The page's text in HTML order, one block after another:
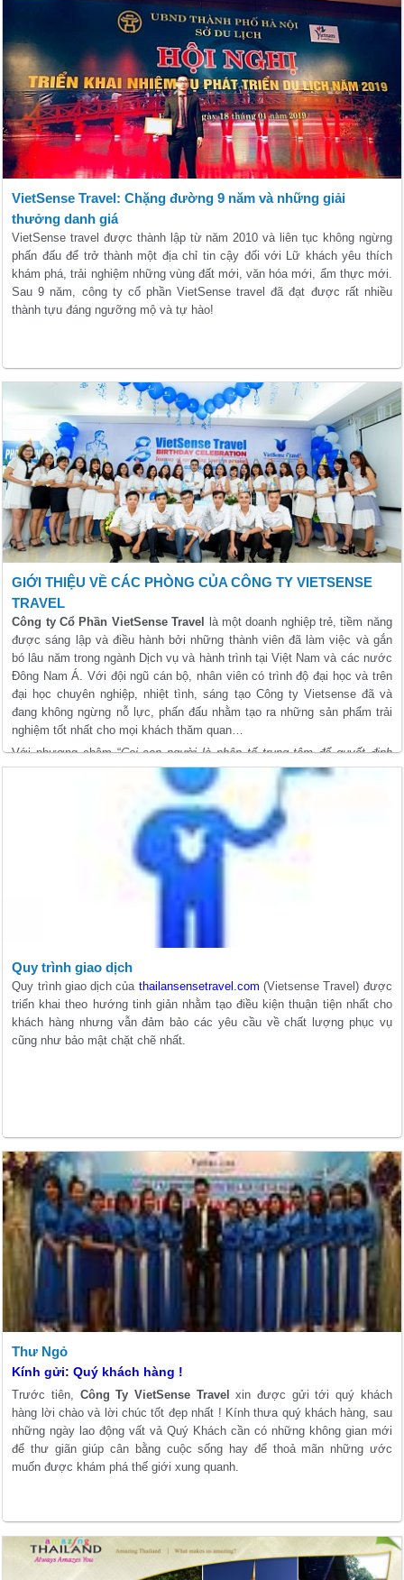
VietSense Travel: Chặng đường 9 năm và những giải
thưởng danh giá
VietSense travel được thành lập từ năm 2010 và liên tục không ngừng
phấn đấu để trở thành một địa chỉ tin cậy đối với Lữ khách yêu thích
khám phá, trải nghiệm những vùng đất mới, văn hóa mới, ẩm thực mới.
Sau 9 năm, công ty cổ phần VietSense travel đã đạt được rất nhiều
thành tựu đáng ngưỡng mộ và tự hào!
GIỚI THIỆU VỀ CÁC PHÒNG CỦA CÔNG TY VIETSENSE
TRAVEL
Công ty Cổ Phần VietSense Travel
là một doanh nghiệp trẻ, tiềm năng
được sáng lập và điều hành bởi những thành viên đã làm việc và gắn
bó lâu năm trong ngành Dịch vụ và hành trình tại Việt Nam và các nước
Đông Nam Á. Với đội ngũ cán bộ, nhân viên có trình độ đại học và trên
đại học chuyên nghiệp, nhiệt tình, sáng tạo Công ty Vietsense đã và
đang không ngừng nỗ lực, phấn đấu nhằm tạo ra những sản phẩm trải
nghiệm tốt nhất cho mọi khách thăm quan…
Với phương châm “Coi con người là nhân tố trung tâm để quyết định
thành công, phồn thịnh và phát triển bền vững” ngay từ khi mới thành
lập chúng tôi đã mong muốn cung cấp cho các Chương trình tạo mới lạ,
đa dạng, phong phú, chất lượng dịch vụ hoàn hảo tạo niềm tin vững
chắc cho mọi khách hàng.
Quy trình giao dịch
Quy trình giao dịch của thailansensetravel.com (Vietsense Travel) được
triển khai theo hướng tinh giản nhằm tạo điều kiện thuận tiện nhất cho
khách hàng nhưng vẫn đảm bảo các yêu cầu về chất lượng phục vụ
cũng như bảo mật chặt chẽ nhất.
Thư Ngỏ
Kính gửi: Quý khách hàng !
Trước tiên, Công Ty VietSense Travelxin được gửi tới quý khách
hàng lời chào và lời chúc tốt đẹp nhất ! Kính thưa quý khách hàng, sau
những ngày lao động vất vả Quý Khách cần có những không gian mới
để thư giãn giúp cân bằng cuộc sống hay để thoả mãn những ước
muốn được khám phá thế giới xung quanh.